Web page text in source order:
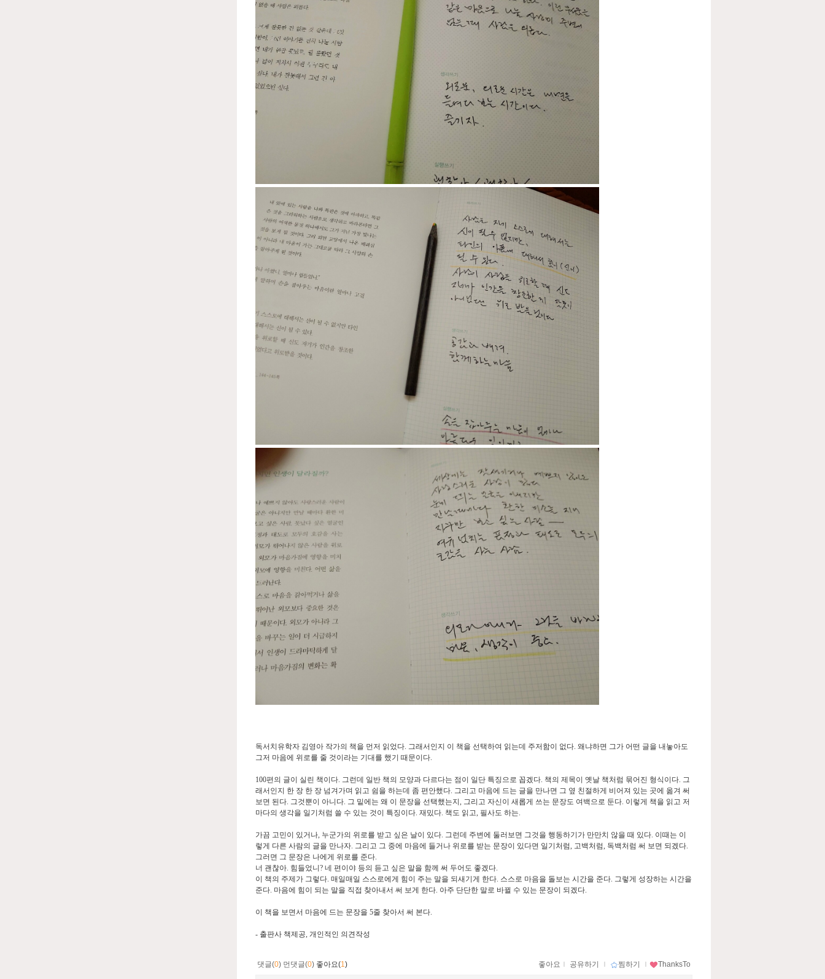
독서치유학자 김영아 작가의 책을 먼저 읽었다. 그래서인지 이 책을 선택하여 읽는데 주저함이 없다. 왜냐하면 그가 어떤 글을 내놓아도
그저 마음에 위로를 줄 것이라는 기대를 했기 때문이다.
100편의 글이 실린 책이다. 그런데 일반 책의 모양과 다르다는 점이 일단 특징으로 꼽겠다. 책의 제목이 옛날 책처럼 묶어진 형식이다. 그
래서인지 한 장 한 장 넘겨가며 읽고 쉼을 하는데 좀 편안했다. 그리고 마음에 드는 글을 만나면 그 옆 친절하게 비어져 있는 곳에 옮겨 써
보면 된다. 그것뿐이 아니다. 그 밑에는 왜 이 문장을 선택했는지 , 그리고 자신이 새롭게 쓰는 문장도 여백으로 둔다. 이렇게 책을 읽고 저
마다의 생각을 일기처럼 쓸 수 있는 것이 특징이다. 재밌다. 책도 읽고, 필사도 하는.
가끔 고민이 있거나, 누군가의 위로를 받고 싶은 날이 있다. 그런데 주변에 둘러보면 그것을 행동하기가 만만치 않을 때 있다. 이때는 이
렇게 다른 사람의 글을 만나자. 그리고 그 중에 마음에 들거나 위로를 받는 문장이 있다면 일기처럼, 고백처럼, 독백처럼 써 보면 되겠다.
그러면 그 문장은 나에게 위로를 준다.
너 괜찮아. 힘들었니 ? 네 편이야 등의 듣고 싶은 말을 함께 써 두어도 좋겠다.
이 책의 주제가 그렇다. 매일매일 스스로에게 힘이 주는 말을 되새기게 한다. 스스로 마음을 돌보는 시간을 준다. 그렇게 성장하는 시간을
준다. 마음에 힘이 되는 말을 직접 찾아내서 써 보게 한다. 아주 단단한 말로 바뀔 수 있는 문장이 되겠다.
이 책을 보면서 마음에 드는 문장을 5줄 찾아서 써 본다.
- 출판사 책제공, 개인적인 의견작성
댓글(0) 먼댓글(0) 좋아요(1) 좋아요 ｌ 공유하기 ｌ 찜하기 ｌ ThanksTo